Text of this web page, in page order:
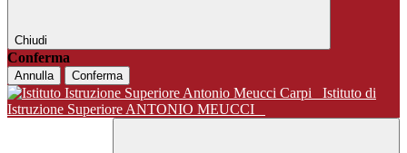
Chiudi
Conferma
Annulla Conferma
Istituto di
Istruzione Superiore ANTONIO MEUCCI